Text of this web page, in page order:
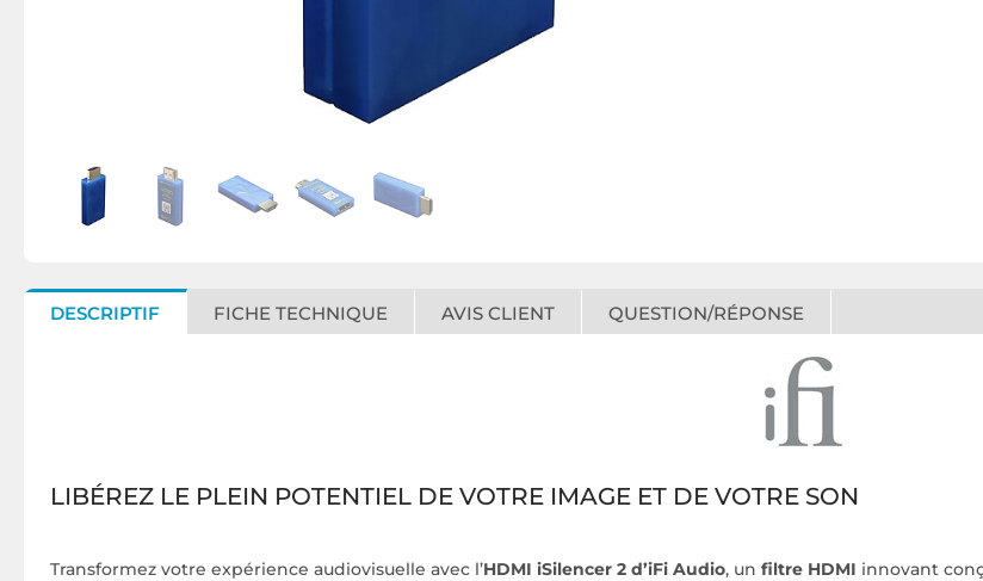
DESCRIPTIF FICHE TECHNIQUE AVIS CLIENT QUESTION/RÉPONSE
LIBÉREZ LE PLEIN POTENTIEL DE VOTRE IMAGE ET DE VOTRE SON
Transformez votre expérience audiovisuelle avec l’HDMI iSilencer 2 d’iFi Audio, un filtre HDMI innovant